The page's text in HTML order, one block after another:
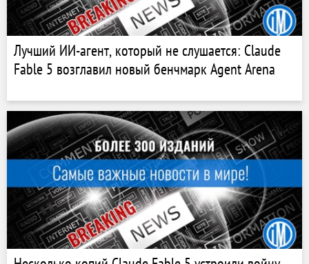
Лучший ИИ-агент, который не слушается: Claude
Fable 5 возглавил новый бенчмарк Agent Arena